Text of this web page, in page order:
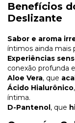
Benefícios
Deslizante
Sabor e aroma
íntimos ainda mais
Experiências
conexão profunda
Aloe Vera, que
Ácido Hialurônico
íntima.
D-Pantenol , que